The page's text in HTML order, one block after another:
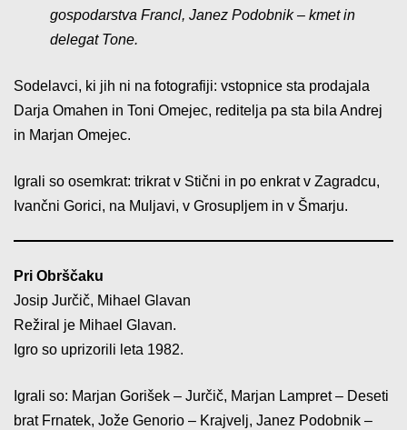
gospodarstva Francl, Janez Podobnik – kmet in
delegat Tone.
Sodelavci, ki jih ni na fotografiji: vstopnice sta prodajala
Darja Omahen in Toni Omejec, reditelja pa sta bila Andrej
in Marjan Omejec.
Igrali so osemkrat: trikrat v Stični in po enkrat v Zagradcu,
Ivančni Gorici, na Muljavi, v Grosupljem in v Šmarju.
Pri Obrščaku
Josip Jurčič, Mihael Glavan
Režiral je Mihael Glavan.
Igro so uprizorili leta 1982.
Igrali so: Marjan Gorišek – Jurčič, Marjan Lampret – Deseti
brat Frnatek, Jože Genorio – Krajvelj, Janez Podobnik –